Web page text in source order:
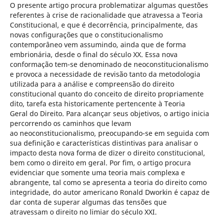
O presente artigo procura problematizar algumas questões
referentes à crise de racionalidade que atravessa a Teoria
Constitucional, e que é decorrência, principalmente, das
novas configurações que o constitucionalismo
contemporâneo vem assumindo, ainda que de forma
embrionária, desde o final do século XX. Essa nova
conformação tem-se denominado de neoconstitucionalismo
e provoca a necessidade de revisão tanto da metodologia
utilizada para a análise e compreensão do direito
constitucional quanto do conceito de direito propriamente
dito, tarefa esta historicamente pertencente à Teoria
Geral do Direito. Para alcançar seus objetivos, o artigo inicia
percorrendo os caminhos que levam
ao neoconstitucionalismo, preocupando-se em seguida com
sua definição e características distintivas para analisar o
impacto desta nova forma de dizer o direito constitucional,
bem como o direito em geral. Por fim, o artigo procura
evidenciar que somente uma teoria mais complexa e
abrangente, tal como se apresenta a teoria do direito como
integridade, do autor americano Ronald Dworkin é capaz de
dar conta de superar algumas das tensões que
atravessam o direito no limiar do século XXI.